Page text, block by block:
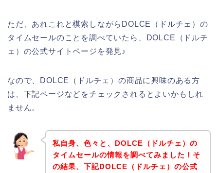
ただ、あれこれと模索しながらDOLCE（ドルチェ）の
タイムセールのことを調べていたら、DOLCE（ドルチ
ェ）の公式サイトページを発見♪
なので、DOLCE（ドルチェ）の商品に興味のある方
は、下記ページなどをチェックされるとよいかもしれ
ません。
私自身、色々と、DOLCE（ドルチェ）の
タイムセールの情報を調べてみました！そ
の結果、下記DOLCE（ドルチェ）の公式